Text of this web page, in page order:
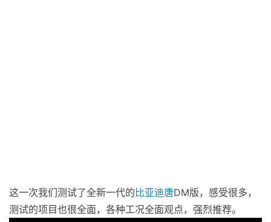
这一次我们测试了全新一代的 比亚迪唐DM版，感受很多，
测试的项目也很全面，各种工况全面观点，强烈推荐。